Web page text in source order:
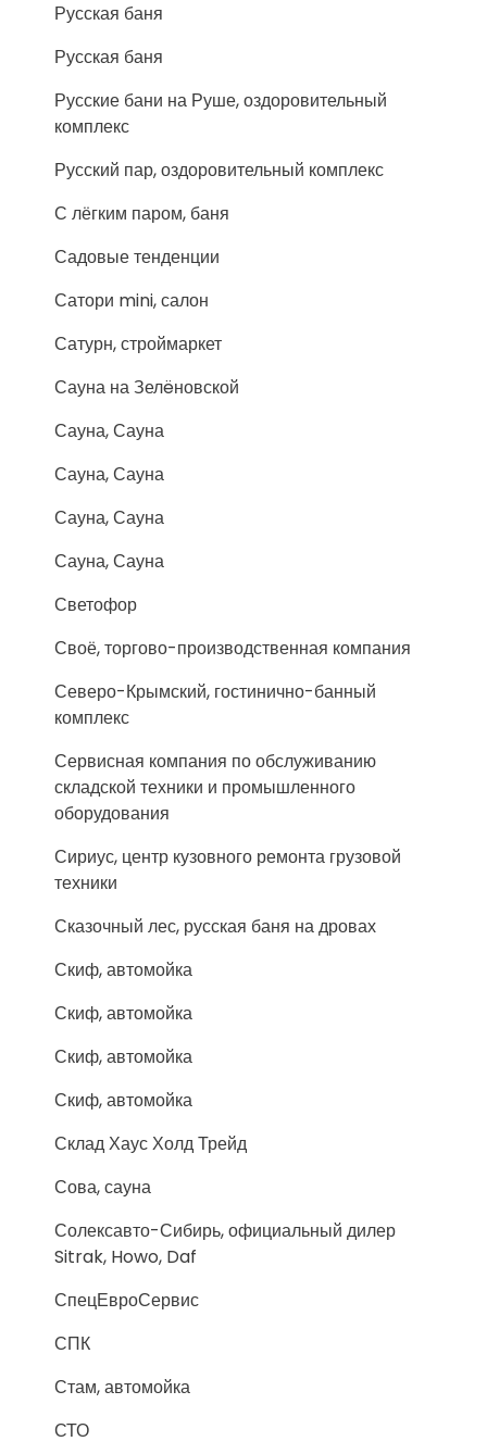
Русская баня
Русская баня
Русские бани на Руше, оздоровительный
комплекс
Русский пар, оздоровительный комплекс
С лёгким паром, баня
Садовые тенденции
Сатори mini, салон
Сатурн, строймаркет
Сауна на Зелëновской
Сауна, Сауна
Сауна, Сауна
Сауна, Сауна
Сауна, Сауна
Светофор
Своё, торгово-производственная компания
Северо-Крымский, гостинично-банный
комплекс
Сервисная компания по обслуживанию
складской техники и промышленного
оборудования
Сириус, центр кузовного ремонта грузовой
техники
Сказочный лес, русская баня на дровах
Скиф, автомойка
Скиф, автомойка
Скиф, автомойка
Скиф, автомойка
Склад Хаус Холд Трейд
Сова, сауна
Солексавто-Сибирь, официальный дилер
Sitrak, Howo, Daf
СпецЕвроСервис
СПК
Стам, автомойка
СТО